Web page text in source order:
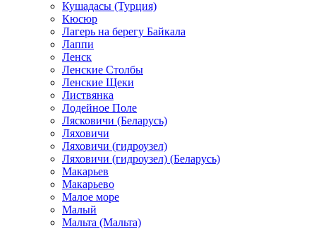
Кушадасы (Турция)
Кюсюр
Лагерь на берегу Байкала
Лаппи
Ленск
Ленские Столбы
Ленские Щеки
Листвянка
Лодейное Поле
Лясковичи (Беларусь)
Ляховичи
Ляховичи (гидроузел)
Ляховичи (гидроузел) (Беларусь)
Макарьев
Макарьево
Малое море
Малый
Мальта (Мальта)